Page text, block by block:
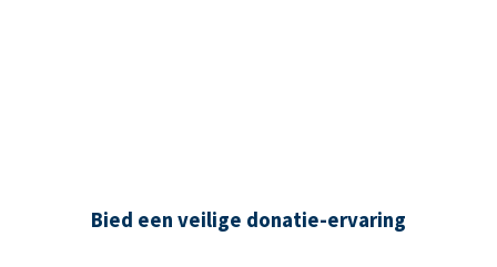
Bied een veilige donatie-ervaring